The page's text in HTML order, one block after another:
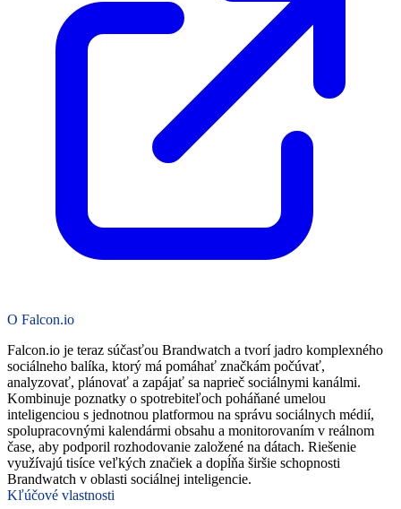
O Falcon.io
Falcon.io je teraz súčasťou Brandwatch a tvorí jadro komplexného
sociálneho balíka, ktorý má pomáhať značkám počúvať,
analyzovať, plánovať a zapájať sa naprieč sociálnymi kanálmi.
Kombinuje poznatky o spotrebiteľoch poháňané umelou
inteligenciou s jednotnou platformou na správu sociálnych médií,
spolupracovnými kalendármi obsahu a monitorovaním v reálnom
čase, aby podporil rozhodovanie založené na dátach. Riešenie
využívajú tisíce veľkých značiek a dopĺňa širšie schopnosti
Brandwatch v oblasti sociálnej inteligencie.
Kľúčové vlastnosti